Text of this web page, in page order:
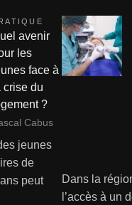
avenir
les
face à
crise du
?
Cabus
jeunes
de
peut
Dans la
l’accès à un